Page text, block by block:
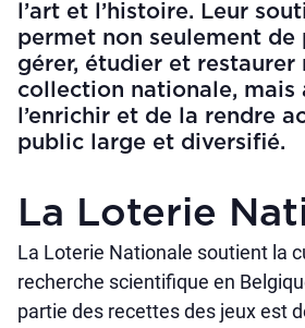
l’art et l’histoire. Leur
permet non seulement de
gérer, étudier et restaurer
collection nationale, mais
l’enrichir et de la rendre
public large et diversifié.
La Loterie
La Loterie Nationale soutient la
recherche scientifique en
partie des recettes des jeux est